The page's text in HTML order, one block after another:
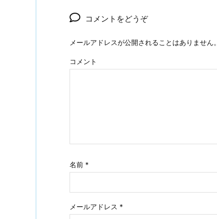
コメントをどうぞ
メールアドレスが公開されることはありません。
コメント
名前 *
メールアドレス *